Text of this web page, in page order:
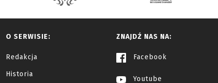
O SERWISIE:
Redakcja
Historia
ZNAJDŹ NAS NA:
Facebook
Youtube